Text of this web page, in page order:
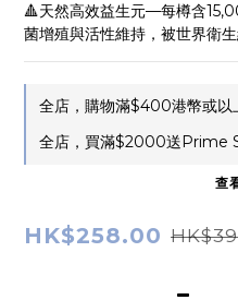
🔺​天然高效益生元—每樽含
菌增殖與活性維持，被世界衛
全店，購物滿$400港幣或以
全店，買滿$2000送Prime
查
HK$258.00